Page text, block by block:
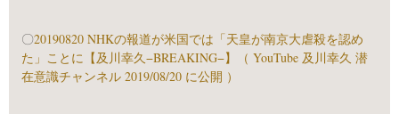
〇20190820 NHKの報道が米国では「天皇が南京大虐殺を認め
た」ことに【及川幸久−BREAKING−】（ YouTube 及川幸久 潜
在意識チャンネル 2019/08/20 に公開 ）